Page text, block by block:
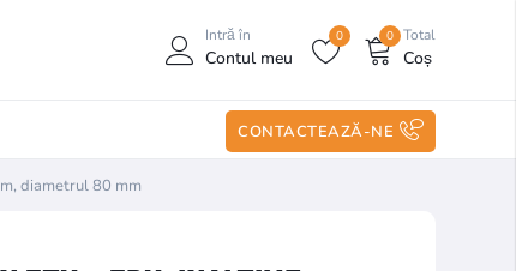
Intră în
Contul meu
0 Total
Coș
0
CONTACTEAZĂ-NE
diametrul 80 mm